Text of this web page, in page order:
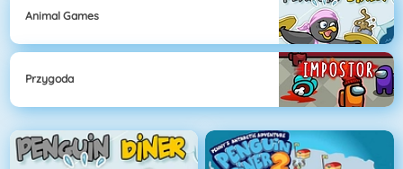
Animal Games
Przygoda